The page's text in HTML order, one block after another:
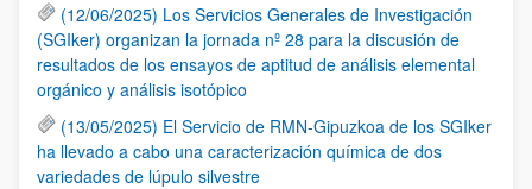
(12/06/2025) Los Servicios Generales de Investigación
(SGIker) organizan la jornada nº 28 para la discusión de
resultados de los ensayos de aptitud de análisis elemental
orgánico y análisis isotópico
(13/05/2025) El Servicio de RMN-Gipuzkoa de los SGIker
ha llevado a cabo una caracterización química de dos
variedades de lúpulo silvestre